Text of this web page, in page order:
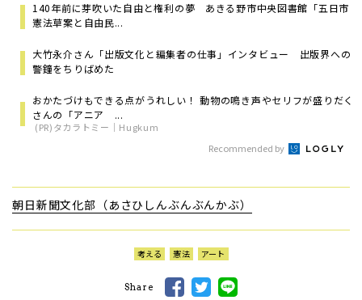
140年前に芽吹いた自由と権利の夢 あきる野市中央図書館「五日市
憲法草案と自由民...
大竹永介さん「出版文化と編集者の仕事」インタビュー 出版界への
警鐘をちりばめた
おかたづけもできる点がうれしい！ 動物の鳴き声やセリフが盛りだく
さんの「アニア ...
(PR)タカラトミー｜Hugkum
Recommended by
朝日新聞文化部（あさひしんぶんぶんかぶ）
考える 憲法 アート
Share